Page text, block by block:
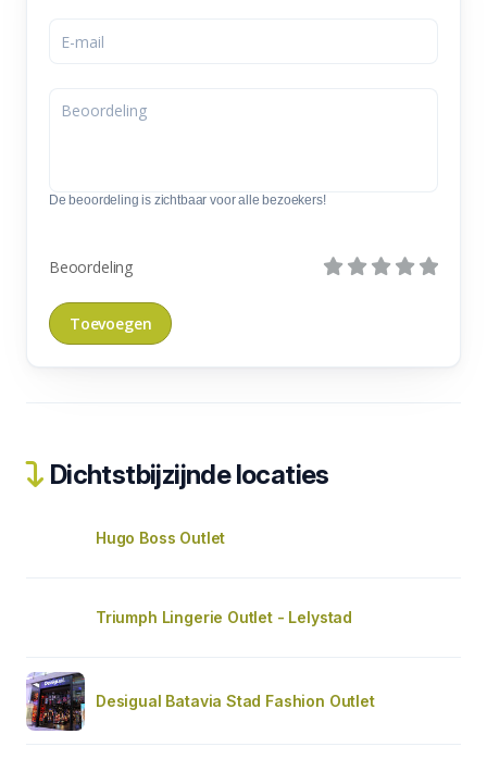
De beoordeling is zichtbaar voor alle bezoekers!
Beoordeling
Dichtstbijzijnde locaties
Hugo Boss Outlet
Triumph Lingerie Outlet - Lelystad
Desigual Batavia Stad Fashion Outlet